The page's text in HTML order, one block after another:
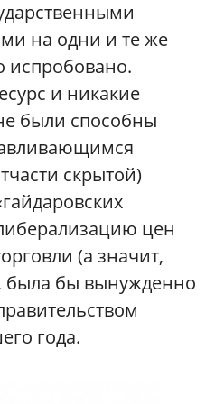
на одни и те же
и никакие
были способны
скрытой)
цен
(а значит,
была бы вынужденно
года.